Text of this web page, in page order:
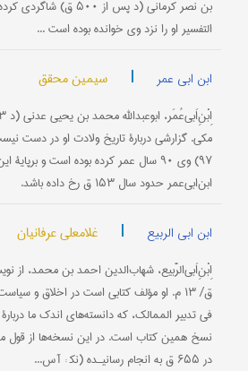
بن نصر کرمانی (د پس از
التفسیر او را نزد وی خوانده بوده است ...
ابن ابی عمر | سیمین محقق
۹۷) وی ۹۰ سال عمر کرده بوده است و
ابن‌ابی‌عمر حدود سال ۱۵۳ ق رخ داده باشد.
ابن ابی الربیع | غلامعلی عرفانیان
ق/ ۱۳ م. او مؤلف کتابی است در اخلاق و
فی تدبیر الممالک، که دانسته‌های اندک ما
نسخ همین کتاب است. در این نسخه‌ها از قول
در ۶۵۵ ق به انجام رسانیـده (نک‍ : آس...